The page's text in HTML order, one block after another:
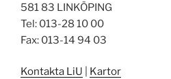
581 83 LINKÖPING
Tel: 013-28 10 00
Fax: 013-14 94 03
Kontakta LiU Kartor